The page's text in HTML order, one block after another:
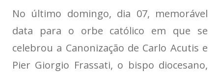
No último domingo, dia 07, memorável
data para o orbe católico em que se
celebrou a Canonização de Carlo Acutis e
Pier Giorgio Frassati, o bispo diocesano,